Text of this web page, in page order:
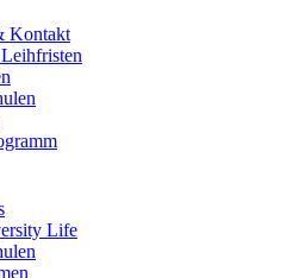
Kontakt
Life